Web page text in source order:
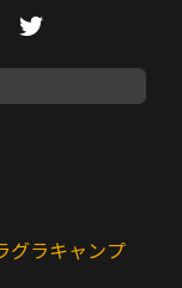
グラキャンプ